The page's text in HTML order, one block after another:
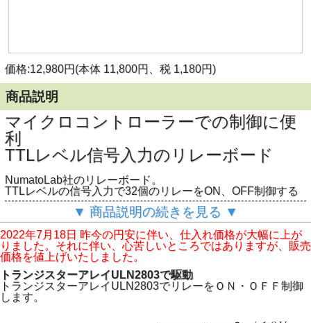
価格:12,980円(本体 11,800円、税 1,180円)
商品説明
マイクロコントローラーでの制御に便
利
TTLレベル信号入力のリレーボード
NumatoLab社のリレーボード。
TTLレベルの信号入力で32個のリレーをON、OFF制御する
ことができます。
Arduino、Raspberry Pi、PIC、AVR等のマイクロコントロー
ラーでのリレー制御に便利です。
▼ 商品説明の続きを見る ▼
2022年7月18日 昨今の円安に伴い、仕入れ価格が大幅に上が
りました。それに伴い、心苦しいところではありますが、販売
価格を値上げいたしました。
トランジスターアレイULN2803で駆動
トランジスターアレイULN2803でリレーをＯＮ・ＯＦＦ制御
します。